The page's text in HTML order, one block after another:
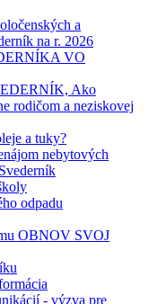
a
na r. 2026
VO
Ako
rodičom a neziskovej
a tuky?
nebytových
odpadu
OBNOV SVOJ
- výzva pre